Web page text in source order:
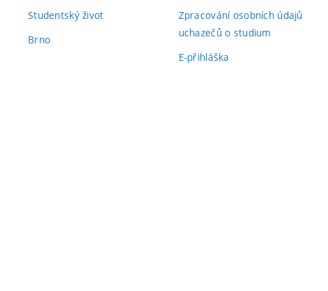
Studentský život
Brno
Zpracování osobních údajů
uchazečů o studium
E-přihláška